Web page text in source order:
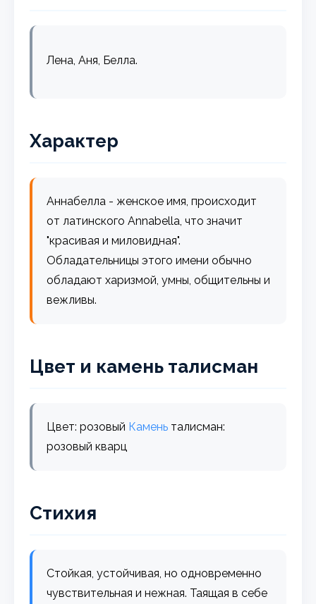
Лена, Аня, Белла.
Характер
Аннабелла - женское имя, происходит
от латинского Annabella, что значит
"красивая и миловидная".
Обладательницы этого имени обычно
обладают харизмой, умны, общительны и
вежливы.
Цвет и камень талисман
Цвет: розовый Камень талисман:
розовый кварц
Стихия
Стойкая, устойчивая, но одновременно
чувствительная и нежная. Таящая в себе